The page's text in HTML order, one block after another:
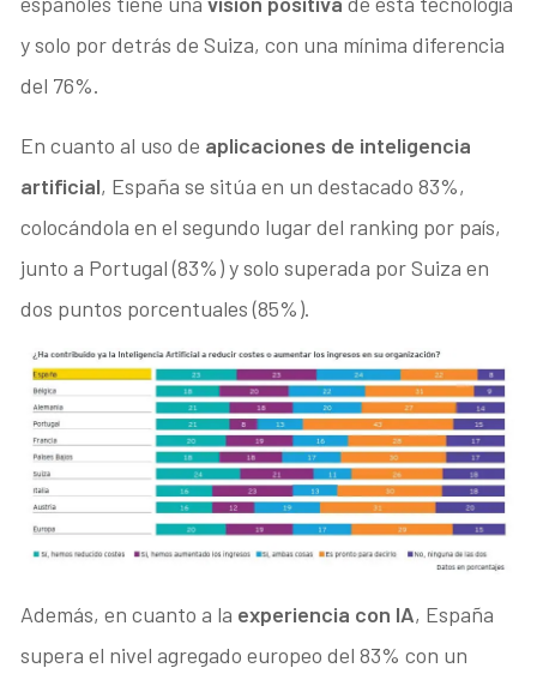
y solo por detrás de Suiza, con una mínima diferencia
del 76%.
En cuanto al uso de aplicaciones de inteligencia
artificial, España se sitúa en un destacado 83%,
colocándola en el segundo lugar del ranking por país,
junto a Portugal (83%) y solo superada por Suiza en
dos puntos porcentuales (85%).
Además, en cuanto a la experiencia con IA, España
supera el nivel agregado europeo del 83% con un